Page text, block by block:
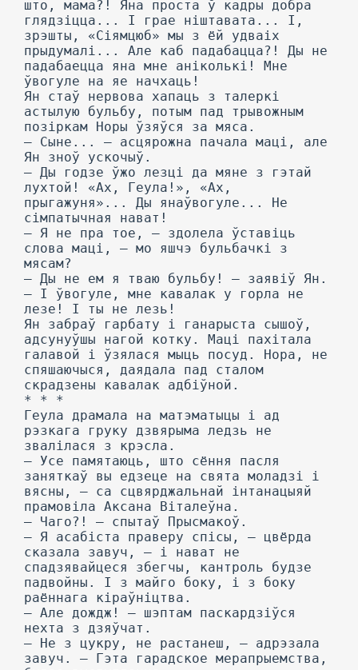
што, мама?! Яна проста ў кадры добра
глядзіцца... I грае ніштавата... I,
зрэшты, «Сіямцюб» мы з ёй удваіх
прыдумалі... Але каб падабацца?! Ды не
падабаецца яна мне аніколькі! Мне
ўвогуле на яе начхаць!
Ян стаў нервова хапаць з талеркі
астылую бульбу, потым пад трывожным
позіркам Норы ўзяўся за мяса.
— Сыне... — асцярожна пачала маці, але
Ян зноў ускочыў.
— Ды годзе ўжо лезці да мяне з гэтай
лухтой! «Ах, Геула!», «Ах,
прыгажуня»... Ды янаўвогуле... He
сімпатычная нават!
— Я не пра тое, — здолела ўставіць
слова маці, — мо яшчэ бульбачкі з
мясам?
— Ды не ем я тваю бульбу! — заявіў Ян.
— I ўвогуле, мне кавалак у горла не
лезе! I ты не лезь!
Ян забраў гарбату і ганарыста сышоў,
адсунуўшы нагой котку. Маці пахітала
галавой і ўзялася мыць посуд. Нора, не
спяшаючыся, даядала пад сталом
скрадзены кавалак адбіўной.
* * *
Геула драмала на матэматыцы і ад
рэзкага груку дзвярыма ледзь не
звалілася з крэсла.
— Усе памятаюць, што сёння пасля
заняткаў вы едзеце на свята моладзі і
вясны, — са сцвярджальнай інтанацыяй
прамовіла Аксана Віталеўна.
— Чаго?! — спытаў Прысмакоў.
— Я асабіста праверу спісы, — цвёрда
сказала завуч, — і нават не
спадзявайцеся збегчы, кантроль будзе
падвойны. I з майго боку, і з боку
раённага кіраўніцтва.
— Але дождж! — шэптам паскардзіўся
нехта з дзяўчат.
— He з цукру, не растанеш, — адрэзала
завуч. — Гэта гарадское мерапрыемства,